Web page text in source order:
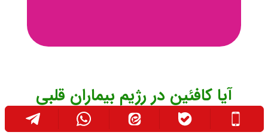
آیا کافئین در رژیم بیماران قلبی
محدودیت دارد؟